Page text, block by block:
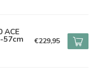
ACE
57cm €229,95